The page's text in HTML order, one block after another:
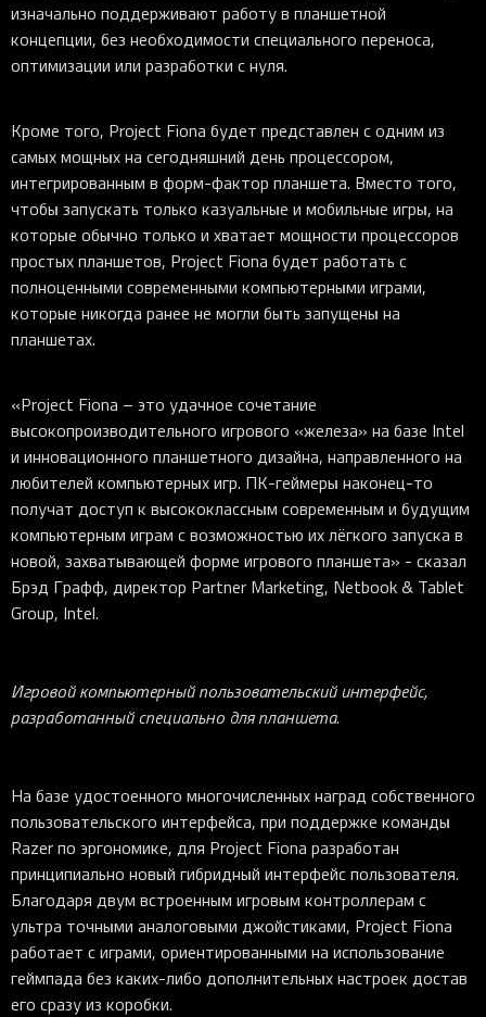
изначально поддерживают работу в планшетной
концепции, без необходимости специального переноса,
оптимизации или разработки с нуля.
Кроме того, Project Fiona будет представлен с одним из
самых мощных на сегодняшний день процессором,
интегрированным в форм-фактор планшета. Вместо того,
чтобы запускать только казуальные и мобильные игры, на
которые обычно только и хватает мощности процессоров
простых планшетов, Project Fiona будет работать с
полноценными современными компьютерными играми,
которые никогда ранее не могли быть запущены на
планшетах.
«Project Fiona – это удачное сочетание
высокопроизводительного игрового «железа» на базе Intel
и инновационного планшетного дизайна, направленного на
любителей компьютерных игр. ПК-геймеры наконец-то
получат доступ к высококлассным современным и будущим
компьютерным играм с возможностью их лёгкого запуска в
новой, захватывающей форме игрового планшета» - сказал
Брэд Графф, директор Partner Marketing, Netbook & Tablet
Group, Intel.
Игровой компьютерный пользовательский интерфейс,
разработанный специально для планшета.
На базе удостоенного многочисленных наград собственного
пользовательского интерфейса, при поддержке команды
Razer по эргономике, для Project Fiona разработан
принципиально новый гибридный интерфейс пользователя.
Благодаря двум встроенным игровым контроллерам с
ультра точными аналоговыми джойстиками, Project Fiona
работает с играми, ориентированными на использование
геймпада без каких-либо дополнительных настроек достав
его сразу из коробки.